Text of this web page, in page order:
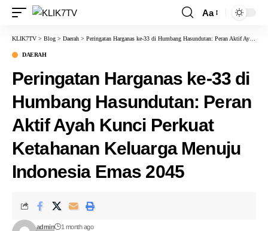
Aa
KLIK7TV > Blog > Daerah > Peringatan Harganas ke-33 di Humbang Hasundutan: Peran Aktif Ayah Kunci Perkuat Ketahanan Keluarga Menuju Indonesia Emas 2045
DAERAH
Peringatan Harganas ke-33 di
Humbang Hasundutan: Peran
Aktif Ayah Kunci Perkuat
Ketahanan Keluarga Menuju
Indonesia Emas 2045
admin 1 month ago